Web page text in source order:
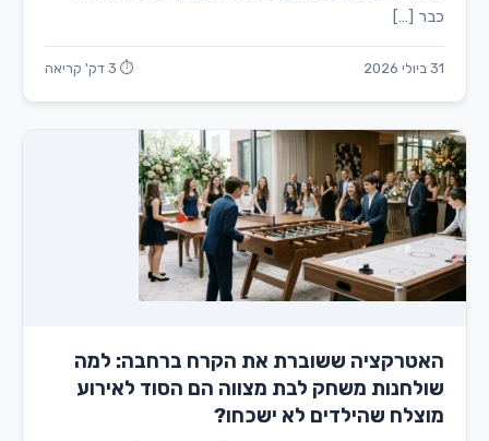
כבר […]
31 ביולי 2026 ⏱ 3 דק' קריאה
האטרקציה ששוברת את הקרח ברחבה: למה
שולחנות משחק לבת מצווה הם הסוד לאירוע
מוצלח שהילדים לא ישכחו?